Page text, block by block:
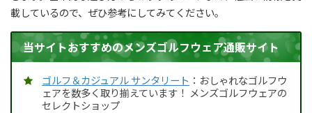
載しているので、ぜひ参考にしてみてください。
当サイトおすすめのメンズゴルフウェア通販サイト
ゴルフ＆カジュアル サンタリート ：おしゃれなゴルフウ
ェアを数多く取り揃えています！ メンズゴルフウェアの
セレクトショップ